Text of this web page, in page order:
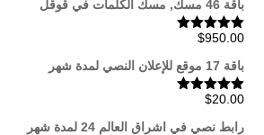
باقة 46 مسك, مسك الكلمات في قوقل
تم التقييم
$950.00
باقة 17 موقع للإعلان النصي لمدة شهر
تم التقييم
$20.00
رابط نصي في اشراق العالم 24 لمدة شهر